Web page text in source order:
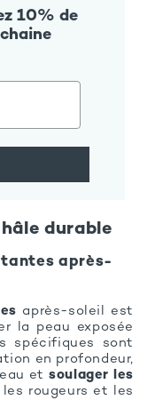
10% de
durable
après-
après-soleil est
la peau exposée
spécifiques sont
en profondeur,
etsoulager les
rougeurs et les